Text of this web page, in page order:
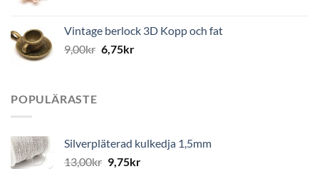
Vintage berlock 3D Kopp och fat
9,00kr 6,75kr
POPULÄRASTE
Silverpläterad kulkedja 1,5mm
13,00kr 9,75kr